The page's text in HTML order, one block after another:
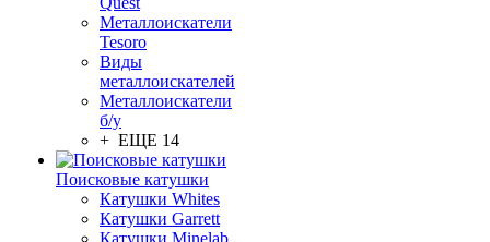
Металлоискатели
Tesoro
Виды
металлоискателей
Металлоискатели
б/у
+ ЕЩЕ 14
Поисковые катушки
Катушки Whites
Катушки Garrett
Катушки Minelab